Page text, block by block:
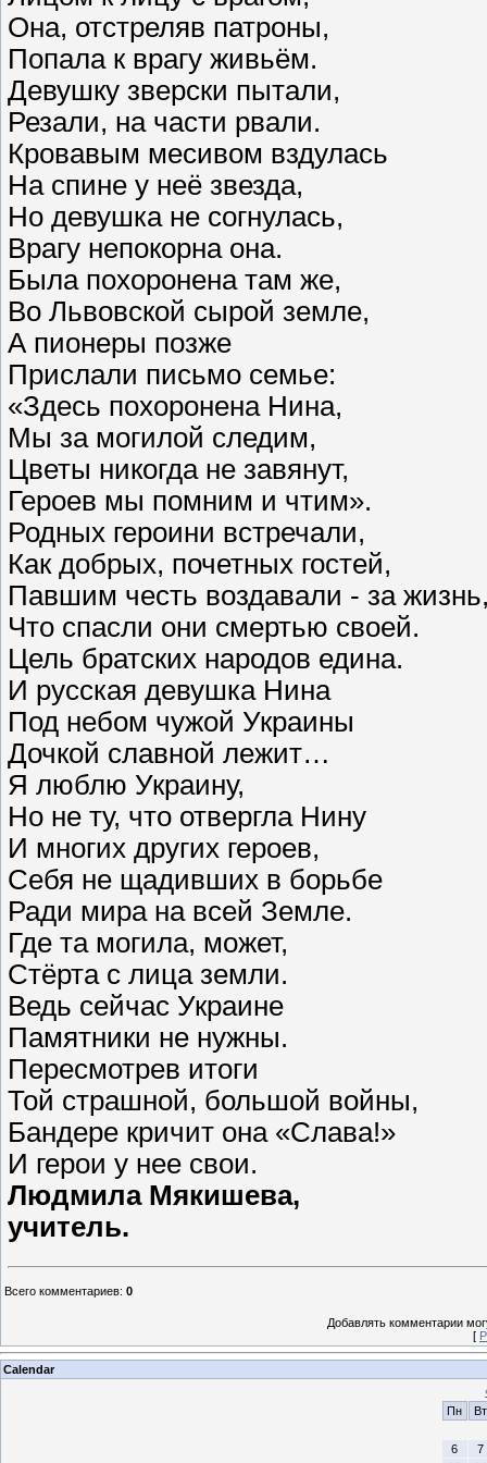
Она, отстреляв патроны,
Попала к врагу живьём.
Девушку зверски пытали,
Резали, на части рвали.
Кровавым месивом вздулась
На спине у неё звезда,
Но девушка не согнулась,
Врагу непокорна она.
Была похоронена там же,
Во Львовской сырой земле,
А пионеры позже
Прислали письмо семье:
«Здесь похоронена Нина,
Мы за могилой следим,
Цветы никогда не завянут,
Героев мы помним и чтим».
Родных героини встречали,
Как добрых, почетных гостей,
Павшим честь воздавали - за
Что спасли они смертью своей.
Цель братских народов едина.
И русская девушка Нина
Под небом чужой Украины
Дочкой славной лежит…
Я люблю Украину,
Но не ту, что отвергла Нину
И многих других героев,
Себя не щадивших в борьбе
Ради мира на всей Земле.
Где та могила, может,
Стёрта с лица земли.
Ведь сейчас Украине
Памятники не нужны.
Пересмотрев итоги
Той страшной, большой войны,
Бандере кричит она «Слава!»
И герои у нее свои.
Людмила Мякишева,
учитель.
Всего комментариев: 0
Добавлять комментарии
[
Calendar
Пн
Вт
6
7